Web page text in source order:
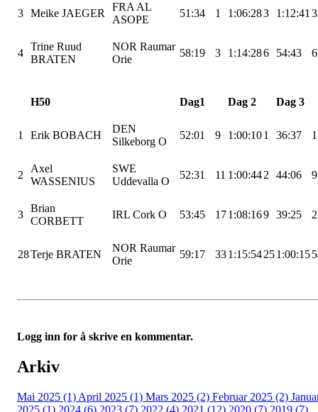
3 Meike JAEGER
FRA AL
ASOPE
51:34 1 1:06:283 1:12:41
4
Trine Ruud
BRATEN
NOR Raumar
Orie
58:19 3 1:14:286 54:43 6
H50 Dag1 Dag 2 Dag 3
1 Erik BOBACH
DEN
Silkeborg O
52:01 9 1:00:101 36:37 1
2
Axel
WASSENIUS
SWE
Uddevalla O
52:31 11 1:00:442 44:06 9
3
Brian
CORBETT
IRL Cork O 53:45 171:08:169 39:25 2
28Terje BRATEN
NOR Raumar
Orie
59:17 331:15:54251:00:15
Logg inn for å skrive en kommentar.
Arkiv
Mai 2025 (1) April 2025 (1) Mars 2025 (2) Februar 2025 (2)
2025 (1) 2024 (6) 2023 (7) 2022 (4) 2021 (12) 2020 (7) 2019 (7)